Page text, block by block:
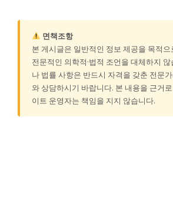
면책조항
본 게시글은 일반적인 정보 제공을 목적
전문적인 의학적·법적 조언을 대체하지
나 법률 사항은 반드시 자격을 갖춘 전문
와 상담하시기 바랍니다. 본 내용을 근거
이트 운영자는 책임을 지지 않습니다.